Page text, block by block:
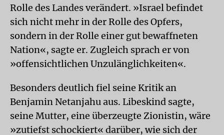
Rolle des Landes verändert. »Israel befindet
sich nicht mehr in der Rolle des Opfers,
sondern in der Rolle einer gut bewaffneten
Nation«, sagte er. Zugleich sprach er von
»offensichtlichen Unzulänglichkeiten«.
Besonders deutlich fiel seine Kritik an
Benjamin Netanjahu aus. Libeskind sagte,
seine Mutter, eine überzeugte Zionistin, wäre
»zutiefst schockiert« darüber, wie sich der